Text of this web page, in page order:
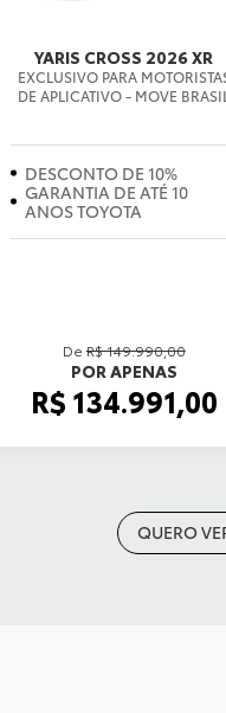
YARIS CROSS 2026 XR
EXCLUSIVO PARA
DE APLICATIVO - MOVE
DESCONTO DE 10%
GARANTIA DE ATÉ 10
ANOS TOYOTA
DeR$ 149.990,00
POR APENAS
R$ 134.991,00
QUERO